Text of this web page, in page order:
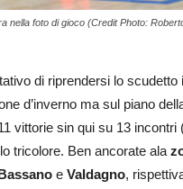
nella foto di gioco (Credit Photo:
di riprendersi lo
d’inverno ma sul piano
vittorie sin qui su 13 incontri
tricolore. Ben ancorate ala
e Valdagno,